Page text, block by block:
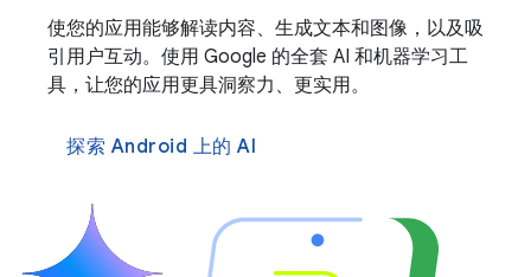
使您的应用能够解读内容、生成文本和图像，以及吸
引用户互动。使用 Google 的全套 AI 和机器学习工
具，让您的应用更具洞察力、更实用。
探索 Android 上的 AI